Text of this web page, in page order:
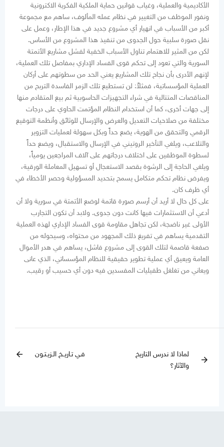
الأكاديمية والعملية، وغياب قوانين حماية الملكية الفكرية الاكترونية
ونفور الموظف من التغيير في نظام عمله المألوف، ساهم مع مجموعة
أكبر من الأسباب في انهيار أي مشروع جديد في هذا الإطار، وعمل على
نقل صورة سلبية حول الجدوى من تنفيذ هذا المشروع من الأساس.
لكن من المثير للاهتمام تناول الأسباب الخفية لفشل مشاريع الأتمتة
السورية والتي تعود إلى تحكم قوى الفساد الإداري بمفاصل تلك العملية،
لإنهم الأدرى بأن نجاح تلك المشاريع يعني الحد من سطوتهم على أركان
العملية المؤسساتية، فمثلاً: لن تستطيع تلك الزمر الفاسدة التربح من
المناقصات المتتالية في شراء التجهيزات الحاسوبية ثم بيع المتقادم منها
إلى جهات أخرى، كما أن استخدام النظام المؤتمت الحاوي على درجات
مختلفة من صلاحيات التعديل والعرض والإرسال للوثائق وأنظمة التوقيع
الرقمي والتحقق من الهوية، يضع حداً وبكل سهولة لعمليات التزوير
والتلاعب، ويلغي التأخير الروتيني في الإرسال والاستقبال، ويضع حداً
لسطوة الموظفين على اختلاف درجاتهم على آلاف المراجعين يومياً،
ويلغي الحاجة إلى الرشوة بقصد الاستعجال أو تسهيل المعاملة الورقية،
ويفرض نظام تحكم متكامل يسمح بتحديد المسؤولية وحصر الأخطاء في
أي ظرف كان.
على كل حال لا أريد أن أرسم صورة قاتمة لوضع الأتمتة في سورية ولا أن
أدعي أن الاستثمارات فيها كانت دون جدوى. ولابد أن تكون التجارب
الأولى غير ناضجة، لكن تجاهل مقاومة قوى الفساد الإداري لهذه العملية
التقدمية يساهم في تفريغ ذلك المجهود من محتواه، وسيحوله من
صفعة قاصمة لتلك القوى إلى مشروع فاشل، يساهم في هدر الأموال
العامة ويعيق أي عملية تطوير حقيقية للنظام المؤسساتي، الذي عانى
ويعاني من تغلغل طفيليات المفسدين فيه دون أي حسيب أو رقيب.
arrow_forward
لماذا لا ندرس التاريخ
والآثار؟
فـي تـاريــخ الـزيـتـون arrow_back